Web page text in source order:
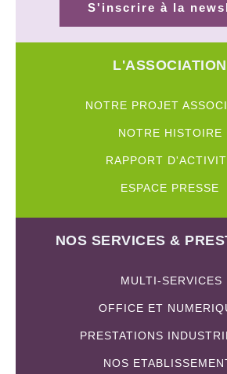
S'inscrire à la
L'ASSOCIATION
NOTRE PROJET
NOTRE HISTOIRE
RAPPORT
ESPACE PRESSE
NOS SERVICES &
MULTI-SERVICES
OFFICE ET
PRESTATIONS
NOS